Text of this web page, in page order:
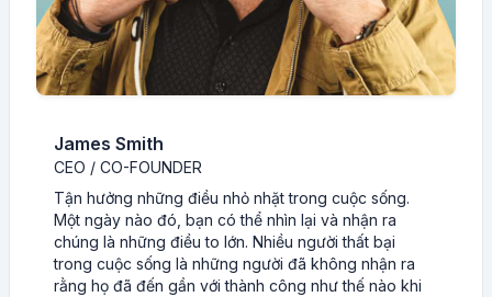
James Smith
CEO / CO-FOUNDER
Tận hưởng những điều nhỏ nhặt trong cuộc sống.
Một ngày nào đó, bạn có thể nhìn lại và nhận ra
chúng là những điều to lớn. Nhiều người thất bại
trong cuộc sống là những người đã không nhận ra
rằng họ đã đến gần với thành công như thế nào khi